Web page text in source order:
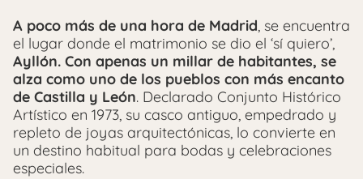
A poco más de una hora de Madrid, se encuentra
el lugar donde el matrimonio se dio el ‘sí quiero’,
Ayllón. Con apenas un millar de habitantes, se
alza como uno de los pueblos con más encanto
de Castilla y León. Declarado Conjunto Histórico
Artístico en 1973, su casco antiguo, empedrado y
repleto de joyas arquitectónicas, lo convierte en
un destino habitual para bodas y celebraciones
especiales.